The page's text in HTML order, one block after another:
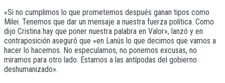
«Si no cumplimos lo que prometemos después ganan tipos como
Milei. Tenemos que dar un mensaje a nuestra fuerza política. Como
dijo Cristina hay que poner nuestra palabra en Valor», lanzó y en
contraposición aseguró que «en Lanús lo que decimos que vamos a
hacer lo hacemos. No especulamos, no ponemos excusas, no
miramos para otro lado. Estamos a las antípodas del gobierno
deshumanizado».